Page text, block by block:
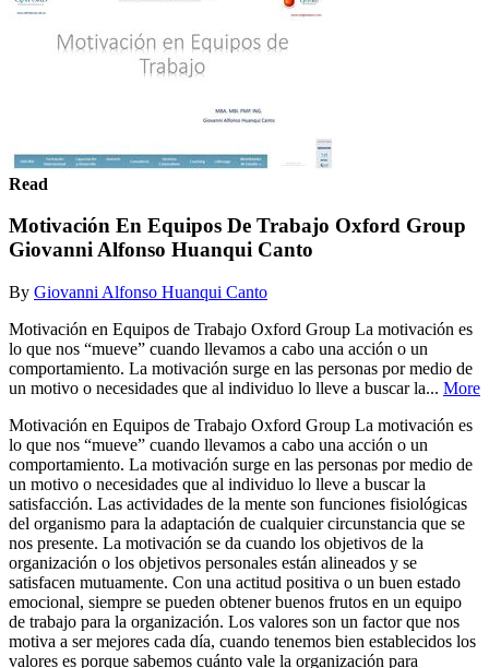
Read
Motivación En Equipos De Trabajo Oxford Group
Giovanni Alfonso Huanqui Canto
By Giovanni Alfonso Huanqui Canto
Motivación en Equipos de Trabajo Oxford Group La motivación es
lo que nos “mueve” cuando llevamos a cabo una acción o un
comportamiento. La motivación surge en las personas por medio de
un motivo o necesidades que al individuo lo lleve a buscar la... More
Motivación en Equipos de Trabajo Oxford Group La motivación es
lo que nos “mueve” cuando llevamos a cabo una acción o un
comportamiento. La motivación surge en las personas por medio de
un motivo o necesidades que al individuo lo lleve a buscar la
satisfacción. Las actividades de la mente son funciones fisiológicas
del organismo para la adaptación de cualquier circunstancia que se
nos presente. La motivación se da cuando los objetivos de la
organización o los objetivos personales están alineados y se
satisfacen mutuamente. Con una actitud positiva o un buen estado
emocional, siempre se pueden obtener buenos frutos en un equipo
de trabajo para la organización. Los valores son un factor que nos
motiva a ser mejores cada día, cuando tenemos bien establecidos los
valores es porque sabemos cuánto vale la organización para